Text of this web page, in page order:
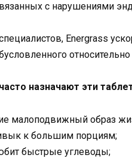
с нарушениями
Energrass
назначают эти
малоподвижный образ
к большим порциям;
быстрые углеводы;